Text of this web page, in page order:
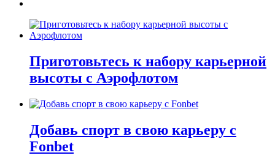
Приготовьтесь к набору карьерной
высоты с Аэрофлотом
Добавь спорт в свою карьеру с
Fonbet